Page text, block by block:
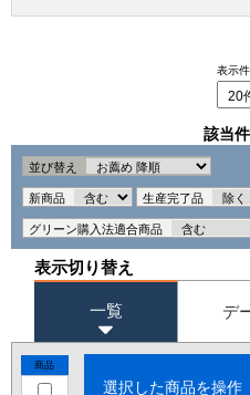
表示
該当件
並び替え
新商品 生産完了品
グリーン購入法適合商品
表示切り替え
一覧 デ
商品
選択した商品を操作